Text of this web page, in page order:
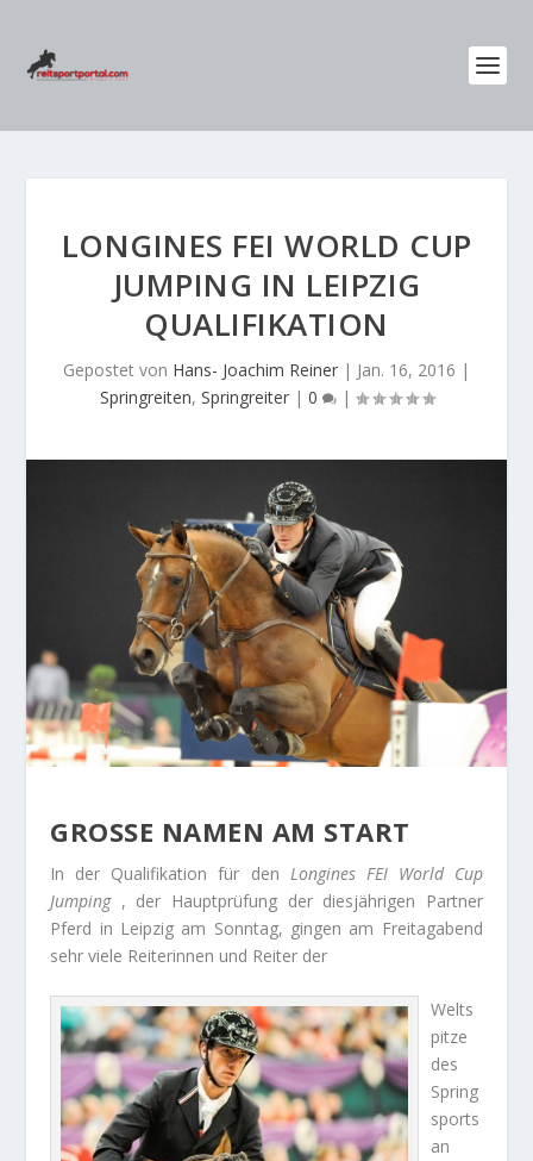
LONGINES FEI WORLD CUP
JUMPING IN LEIPZIG
QUALIFIKATION
Gepostet von Hans- Joachim Reiner | Jan. 16, 2016 |
Springreiten, Springreiter| 0 |
GROSSE NAMEN AM START
In der Qualifikation für den Longines FEI World Cup
Jumping , der Hauptprüfung der diesjährigen Partner
Pferd in Leipzig am Sonntag, gingen am Freitagabend
sehr viele Reiterinnen und Reiter der
Welts
pitze
des
Spring
sports
an